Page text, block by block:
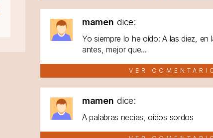
mamen dice:
Yo siempre lo he oído: A las diez, en
antes, mejor que...
VER
mamen dice:
A palabras necias, oídos sordos